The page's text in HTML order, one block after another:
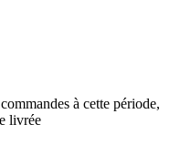
à cette période,
livrée